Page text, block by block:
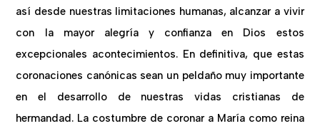
así desde nuestras limitaciones humanas, alcanzar a vivir
con la mayor alegría y confianza en Dios estos
excepcionales acontecimientos. En definitiva, que estas
coronaciones canónicas sean un peldaño muy importante
en el desarrollo de nuestras vidas cristianas de
hermandad. La costumbre de coronar a María como reina